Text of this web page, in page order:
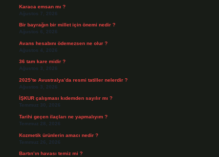
Karaca emsan mı ?
Ağustos 7, 2026
Bir bayrağın bir millet için önemi nedir ?
Ağustos 6, 2026
Avans hesabını ödemezsen ne olur ?
Ağustos 4, 2026
36 tam kare midir ?
Ağustos 3, 2026
2025’te Avustralya’da resmi tatiller nelerdir ?
Ağustos 3, 2026
İŞKUR çalışması kıdemden sayılır mı ?
Temmuz 30, 2026
Tarihi geçen ilaçları ne yapmalıyım ?
Temmuz 28, 2026
Kozmetik ürünlerin amacı nedir ?
Temmuz 26, 2026
Bartın’ın havası temiz mi ?